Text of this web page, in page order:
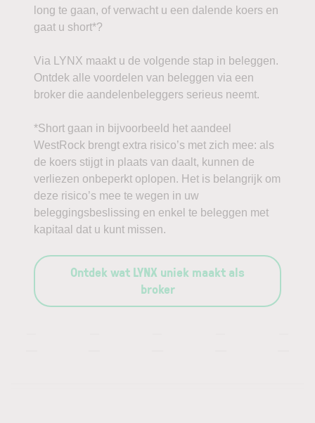
long te gaan, of verwacht u een dalende koers en
gaat u short*?
Via LYNX maakt u de volgende stap in beleggen.
Ontdek alle voordelen van beleggen via een
broker die aandelenbeleggers serieus neemt.
*Short gaan in bijvoorbeeld het aandeel
WestRock brengt extra risico’s met zich mee: als
de koers stijgt in plaats van daalt, kunnen de
verliezen onbeperkt oplopen. Het is belangrijk om
deze risico’s mee te wegen in uw
beleggingsbeslissing en enkel te beleggen met
kapitaal dat u kunt missen.
Ontdek wat LYNX uniek maakt als
broker